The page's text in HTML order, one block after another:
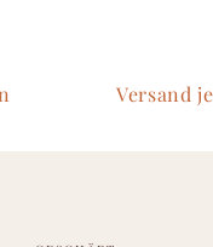
Versand